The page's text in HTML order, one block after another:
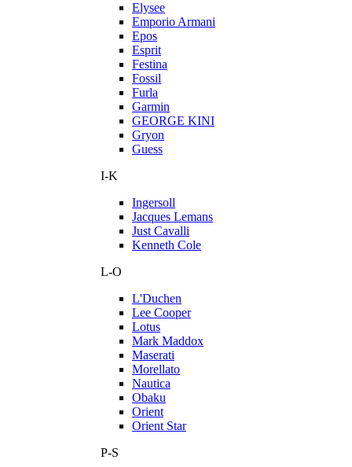
Elysee
Emporio Armani
Epos
Esprit
Festina
Fossil
Furla
Garmin
GEORGE KINI
Gryon
Guess
I-K
Ingersoll
Jacques Lemans
Just Cavalli
Kenneth Cole
L-O
L'Duchen
Lee Cooper
Lotus
Mark Maddox
Maserati
Morellato
Nautica
Obaku
Orient
Orient Star
P-S